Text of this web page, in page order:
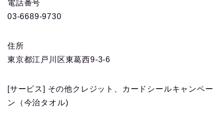
電話番号
03-6689-9730
住所
東京都江戸川区東葛西9-3-6
[サービス] その他クレジット、カードシールキャンペー
ン（今治タオル)